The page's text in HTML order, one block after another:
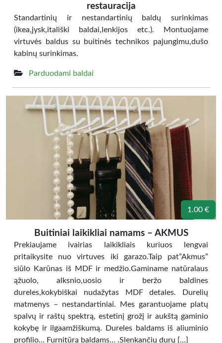
restauracija
Standartinių ir nestandartinių baldų surinkimas
(ikea,jysk,itališki baldai,lenkijos etc.). Montuojame
virtuvės baldus su buitinės technikos pajungimu,dušo
kabinų surinkimas.
Parduodami baldai
1.00 €
Buitiniai laikikliai namams – AKMUS
Prekiaujame ivairias laikikliais kuriuos lengvai
pritaikysite nuo virtuves iki garazo.Taip pat”Akmus”
siūlo Karūnas iš MDF ir medžio.Gaminame natūralaus
ąžuolo, alksnio,uosio ir beržo baldines
dureles,kokybiškai nudažytas MDF detales. Durelių
matmenys – nestandartiniai. Mes garantuojame platų
spalvų ir raštų spektrą, estetinį grožį ir aukštą gaminio
kokybę ir ilgaamžiškumą. Dureles baldams iš aliuminio
profilio… Furnitūrą baldams… .Slenkančių durų […]